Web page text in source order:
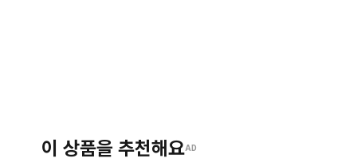
이 상품을 추천해요AD